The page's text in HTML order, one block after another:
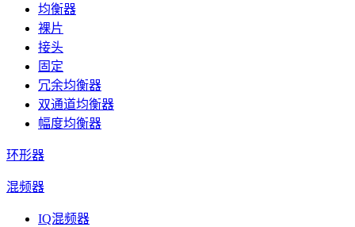
均衡器
裸片
接头
固定
冗余均衡器
双通道均衡器
幅度均衡器
环形器
混频器
IQ混频器